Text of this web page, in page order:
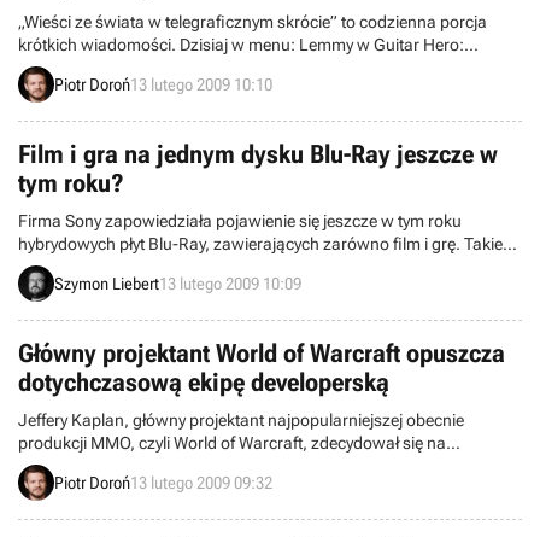
„Wieści ze świata w telegraficznym skrócie” to codzienna porcja
krótkich wiadomości. Dzisiaj w menu: Lemmy w Guitar Hero:
Metallica, majowa premiera Pokemon Platinum, opóźnienie Dragon
Quest IX, Walentynki w Lips i inne. Zapraszamy do lektury.
Piotr Doroń13 lutego 2009 10:10
Film i gra na jednym dysku Blu-Ray jeszcze w
tym roku?
Firma Sony zapowiedziała pojawienie się jeszcze w tym roku
hybrydowych płyt Blu-Ray, zawierających zarówno film i grę. Takie
rozwiązanie jest możliwe oczywiście dzięki bardzo dużej pojemności
tego nośnika względem starszej technologii DVD. Cały pomysł
Szymon Liebert13 lutego 2009 10:09
Główny projektant World of Warcraft opuszcza
dotychczasową ekipę developerską
Jeffery Kaplan, główny projektant najpopularniejszej obecnie
produkcji MMO, czyli World of Warcraft, zdecydował się na
opuszczenie zespołu twórców WoW-a. Nie oznacza to jednak
definitywnego odejścia z firmy Blizzard Entertainment.
Piotr Doroń13 lutego 2009 09:32